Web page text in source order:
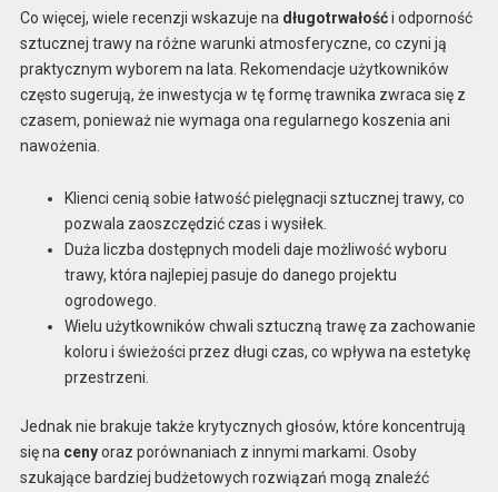
Co więcej, wiele recenzji wskazuje na długotrwałośći odporność
sztucznej trawy na różne warunki atmosferyczne, co czyni ją
praktycznym wyborem na lata. Rekomendacje użytkowników
często sugerują, że inwestycja w tę formę trawnika zwraca się z
czasem, ponieważ nie wymaga ona regularnego koszenia ani
nawożenia.
Klienci cenią sobie łatwość pielęgnacji sztucznej trawy, co
pozwala zaoszczędzić czas i wysiłek.
Duża liczba dostępnych modeli daje możliwość wyboru
trawy, która najlepiej pasuje do danego projektu
ogrodowego.
Wielu użytkowników chwali sztuczną trawę za zachowanie
koloru i świeżości przez długi czas, co wpływa na estetykę
przestrzeni.
Jednak nie brakuje także krytycznych głosów, które koncentrują
się na cenyoraz porównaniach z innymi markami. Osoby
szukające bardziej budżetowych rozwiązań mogą znaleźć